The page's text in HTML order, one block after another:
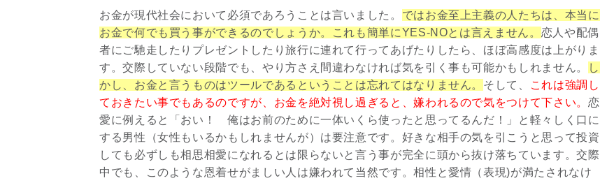
お金が現代社会において必須であろうことは言いました。 ではお金至上主義の人たちは、本当に
お金で何でも買う事ができるのでしょうか。これも簡単にYES-NOとは言えません。 恋人や配偶
者にご馳走したりプレゼントしたり旅行に連れて行ってあげたりしたら、ほぼ高感度は上がりま
す。交際していない段階でも、やり方さえ間違わなければ気を引く事も可能かもしれません。
し
かし、お金と言うものはツールであるということは忘れてはなりません。 そして、
これは強調し
ておきたい事でもあるのですが、お金を絶対視し過ぎると、嫌われるので気をつけて下さい。 恋
愛に例えると「おい！ 俺はお前のために一体いくら使ったと思ってるんだ！」と軽々しく口に
する男性（女性もいるかもしれませんが）は要注意です。好きな相手の気を引こうと思って投資
しても必ずしも相思相愛になれるとは限らないと言う事が完全に頭から抜け落ちています。交際
中でも、このような恩着せがましい人は嫌われて当然です。相性と愛情（表現)が満たされなけ